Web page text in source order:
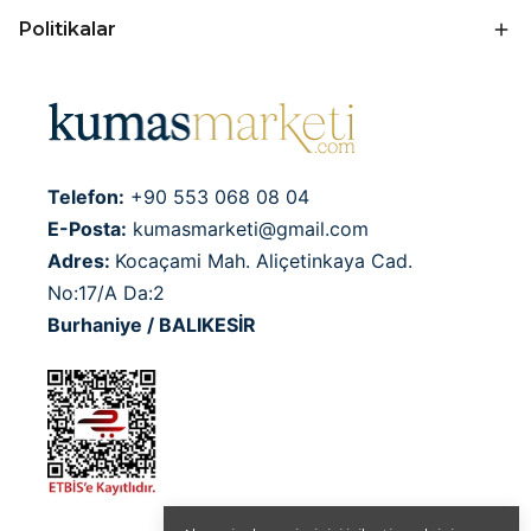
Politikalar
Telefon: +90 553 068 08 04
E-Posta: kumasmarketi@gmail.com
Adres: Kocaçami Mah. Aliçetinkaya Cad.
No:17/A Da:2
Burhaniye / BALIKESİR